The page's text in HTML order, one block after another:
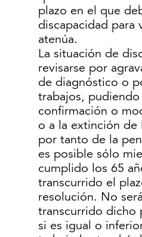
plazo en el que
discapacidad para
atenúa.
La situación de
revisarse por
de diagnóstico o
trabajos,
confirmación o
o a la extinción de
por tanto de la
es posible sólo
cumplido los 65
transcurrido el
resolución. No
transcurrido dicho
si es igual o